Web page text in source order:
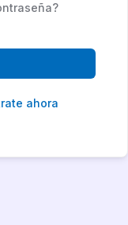
ahora